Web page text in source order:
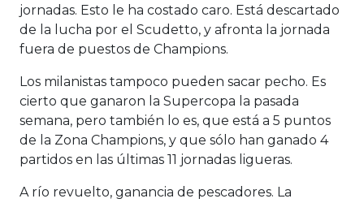
jornadas. Esto le ha costado caro. Está descartado
de la lucha por el Scudetto, y afronta la jornada
fuera de puestos de Champions.
Los milanistas tampoco pueden sacar pecho. Es
cierto que ganaron la Supercopa la pasada
semana, pero también lo es, que está a 5 puntos
de la Zona Champions, y que sólo han ganado 4
partidos en las últimas 11 jornadas ligueras.
A río revuelto, ganancia de pescadores. La